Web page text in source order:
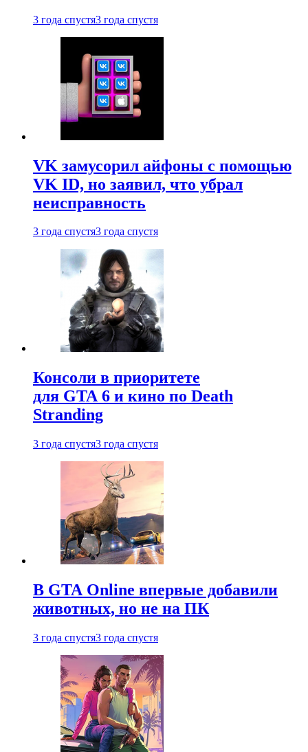
3 года спустя3 года спустя
VK замусорил айфоны с помощью
VK ID, но заявил, что убрал
неисправность
3 года спустя3 года спустя
Консоли в приоритете
для GTA 6 и кино по Death
Stranding
3 года спустя3 года спустя
В GTA Online впервые добавили
животных, но не на ПК
3 года спустя3 года спустя